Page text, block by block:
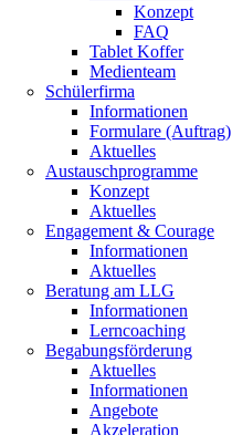
Konzept
FAQ
Tablet Koffer
Medienteam
Schülerfirma
Informationen
Formulare (Auftrag)
Aktuelles
Austauschprogramme
Konzept
Aktuelles
Engagement & Courage
Informationen
Aktuelles
Beratung am LLG
Informationen
Lerncoaching
Begabungsförderung
Aktuelles
Informationen
Angebote
Akzeleration